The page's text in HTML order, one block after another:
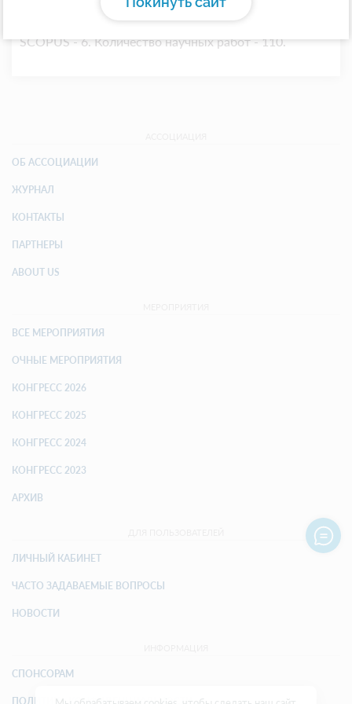
Н.И. Пирогова» Министерства здравоохранения
SCOPUS - 6. Количество научных работ - 110.
ОБ АССОЦИАЦИИ
ЖУРНАЛ
КОНТАКТЫ
ПАРТНЕРЫ
ABOUT US
ВСЕ МЕРОПРИЯТИЯ
ОЧНЫЕ МЕРОПРИЯТИЯ
КОНГРЕСС 2026
КОНГРЕСС 2025
КОНГРЕСС 2024
КОНГРЕСС 2023
АРХИВ
ЛИЧНЫЙ КАБИНЕТ
ЧАСТО ЗАДАВАЕМЫЕ ВОПРОСЫ
НОВОСТИ
СПОНСОРАМ
ПОЛИТИКА КОНФИДЕНЦИАЛЬНОСТИ